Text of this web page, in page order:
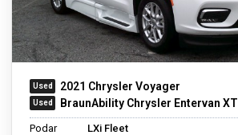
2021 Chrysler Voyager
BraunAbility Chrysler Entervan XT
Podar
LXi Fleet